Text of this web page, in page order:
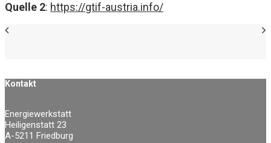
Quelle 2: https://gtif-austria.info/
Kontakt
Energiewerkstatt
Heiligenstatt 23
A-5211 Friedburg